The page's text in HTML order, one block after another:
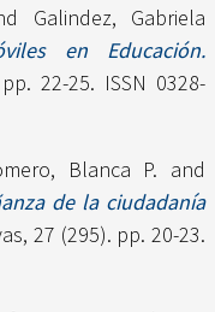
Galindez, Gabriela
en Educación.
22-25. ISSN 0328-
Blanca P. and
de la ciudadanía
27 (295). pp. 20-23.